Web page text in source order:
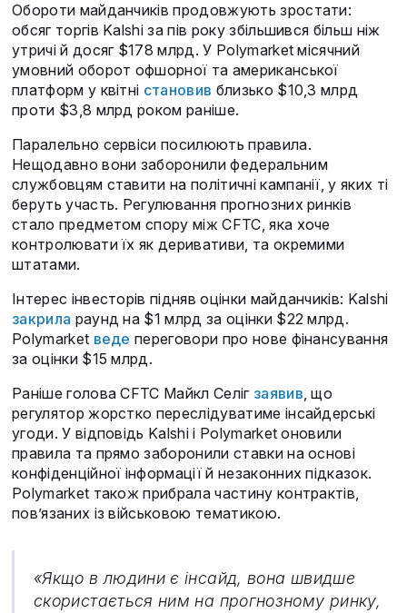
Обороти майданчиків продовжують зростати:
обсяг торгів Kalshi за пів року збільшився більш ніж
утричі й досяг $178 млрд. У Polymarket місячний
умовний оборот офшорної та американської
платформ у квітні становив близько $10,3 млрд
проти $3,8 млрд роком раніше.
Паралельно сервіси посилюють правила.
Нещодавно вони заборонили федеральним
службовцям ставити на політичні кампанії, у яких ті
беруть участь. Регулювання прогнозних ринків
стало предметом спору між CFTC, яка хоче
контролювати їх як деривативи, та окремими
штатами.
Інтерес інвесторів підняв оцінки майданчиків: Kalshi
закрила раунд на $1 млрд за оцінки $22 млрд.
Polymarket веде переговори про нове фінансування
за оцінки $15 млрд.
Раніше голова CFTC Майкл Селіг заявив, що
регулятор жорстко переслідуватиме інсайдерські
угоди. У відповідь Kalshi і Polymarket оновили
правила та прямо заборонили ставки на основі
конфіденційної інформації й незаконних підказок.
Polymarket також прибрала частину контрактів,
пов’язаних із військовою тематикою.
«Якщо в людини є інсайд, вона швидше
скористається ним на прогнозному ринку,